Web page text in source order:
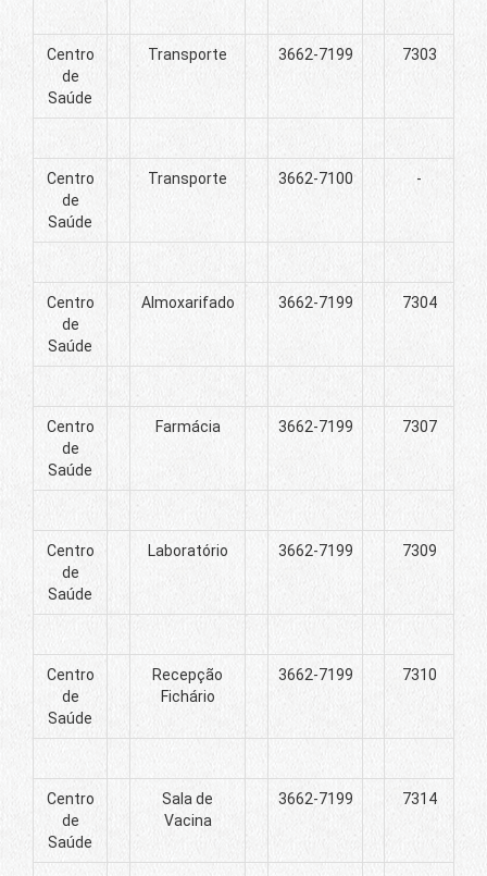
Centro
de
Saúde
Transporte 3662-7199 7303
Centro
de
Saúde
Transporte 3662-7100 -
Centro
de
Saúde
Almoxarifado 3662-7199 7304
Centro
de
Saúde
Farmácia 3662-7199 7307
Centro
de
Saúde
Laboratório 3662-7199 7309
Centro
de
Saúde
Recepção
Fichário
3662-7199 7310
Centro
de
Saúde
Sala de
Vacina
3662-7199 7314